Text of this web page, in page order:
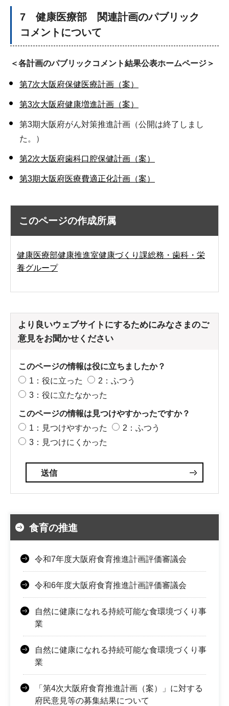
7 健康医療部 関連計画のパブリック
コメントについて
＜各計画のパブリックコメント結果公表ホームページ＞
第7次大阪府保健医療計画（案）
第3次大阪府健康増進計画（案）
第3期大阪府がん対策推進計画（公開は終了しまし
た。）
第2次大阪府歯科口腔保健計画（案）
第3期大阪府医療費適正化計画（案）
このページの作成所属
健康医療部健康推進室健康づくり課総務・歯科・栄
養グループ
より良いウェブサイトにするためにみなさまのご
意見をお聞かせください
このページの情報は役に立ちましたか？
1：役に立った
2：ふつう
3：役に立たなかった
このページの情報は見つけやすかったですか？
1：見つけやすかった
2：ふつう
3：見つけにくかった
食育の推進
令和7年度大阪府食育推進計画評価審議会
令和6年度大阪府食育推進計画評価審議会
自然に健康になれる持続可能な食環境づくり事
業
自然に健康になれる持続可能な食環境づくり事
業
「第4次大阪府食育推進計画（案）」に対する
府民意見等の募集結果について